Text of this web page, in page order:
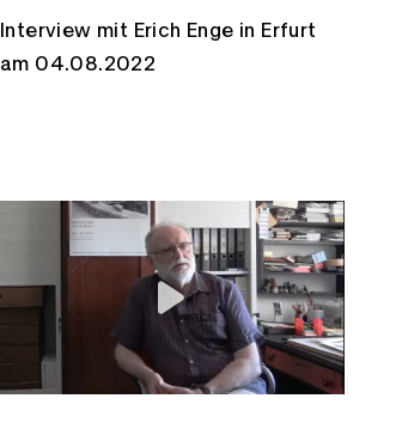
Interview mit Erich Enge in Erfurt
am 04.08.2022